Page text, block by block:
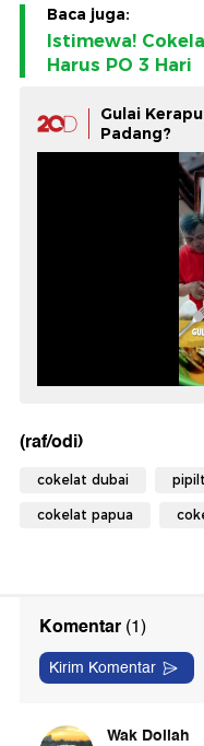
Baca juga:
Istimewa!
Harus PO 3 Hari
Gulai
Padang?
(raf/odi)
cokelat dubai
cokelat papua